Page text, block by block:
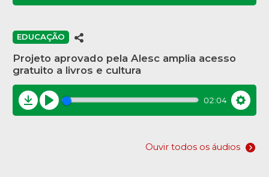
EDUCAÇÃO
Projeto aprovado pela Alesc amplia acesso
gratuito a livros e cultura
Download
Play
02:04
Ouvir todos os áudios